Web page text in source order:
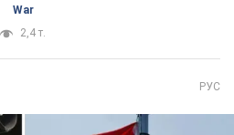
War
2,4 т.
РУС